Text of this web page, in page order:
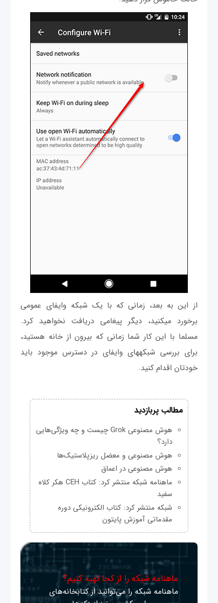
از این به بعد، زمانی که با یک شبکه وای‎فای عمومی‎
برخورد می‎کنید، دیگر پیغامی‎ دریافت نخواهید کرد.
مسلما با این کار شما زمانی که بیرون از خانه هستید،
برای بررسی شبکه‎های وای‎فای در دسترس موجود باید
خودتان اقدام کنید.
مطالب پربازدید
هوش مصنوعی Grok چیست و چه ویژگی‌هایی
دارد؟
هوش مصنوعی و معضل ریزپلاستیک‌ها
هوش مصنوعی در اعماق
ماهنامه شبکه منتشر کرد: کتاب CEH هکر کلاه
سفید
شبکه منتشر کرد: کتاب الکترونیکی دوره
مقدماتی آموزش پایتون
ماهنامه شبکه را از کجا تهیه کنیم؟
ماهنامه شبکه را می‌توانید از کتابخانه‌های